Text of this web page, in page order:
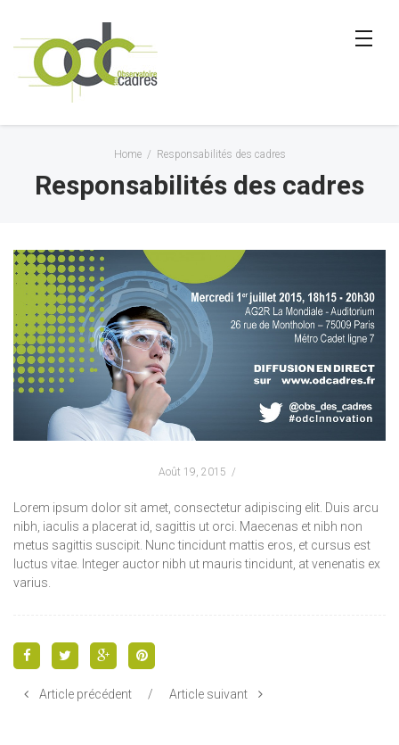
Home / Responsabilités des cadres
Responsabilités des cadres
Août 19, 2015
Lorem ipsum dolor sit amet, consectetur adipiscing elit. Duis arcu
nibh, iaculis a placerat id, sagittis ut orci. Maecenas et nibh non
metus sagittis suscipit. Nunc tincidunt mattis eros, et cursus est
luctus vitae. Integer auctor nibh ut mauris tincidunt, at venenatis ex
varius.
Article précédent / Article suivant